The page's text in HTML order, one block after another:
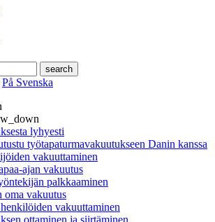
search
På Svenska
lyhyesti
työtapaturmavakuutukseen Danin kanssa
vakuuttaminen
ajan vakuutus
palkkaaminen
oma vakuutus
vakuuttaminen
ottaminen ja siirtäminen